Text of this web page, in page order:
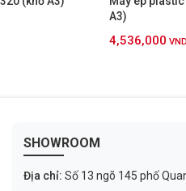
A3)
4,536,000 VND
SHOWROOM
Địa chỉ: Số 13 ngõ 145 phố